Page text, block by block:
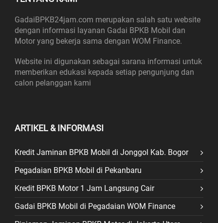
GadaiBPKB24jam.com merupakan salah satu website
dengan informasi layanan Gadai BPKB Mobil dan
Motor yang bekerja sama dengan WOM Finance.
Website ini digunakan sebagai sarana informasi untuk
memberikan edukasi kepada setiap pengunjung dan
calon pelanggan kami
ARTIKEL & INFORMASI
Kredit Jaminan BPKB Mobil di Jonggol Kab. Bogor
Pegadaian BPKB Mobil di Pekanbaru
Kredit BPKB Motor 1 Jam Langsung Cair
Gadai BPKB Mobil di Pegadaian WOM Finance